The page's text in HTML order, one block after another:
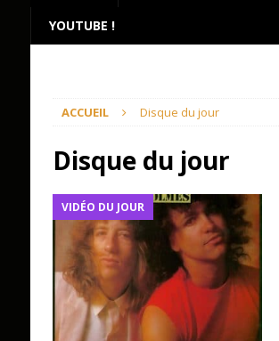
YOUTUBE !
ACCUEIL Disque du jour
Disque du jour
VIDÉO DU JOUR